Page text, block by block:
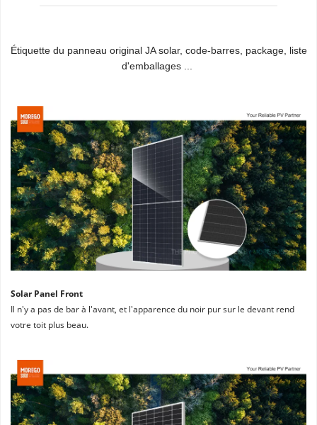
Étiquette du panneau original JA solar, code-barres, package, liste
d'emballages ...
Solar Panel Front
Il n'y a pas de bar à l'avant, et l'apparence du noir pur sur le devant rend
votre toit plus beau.